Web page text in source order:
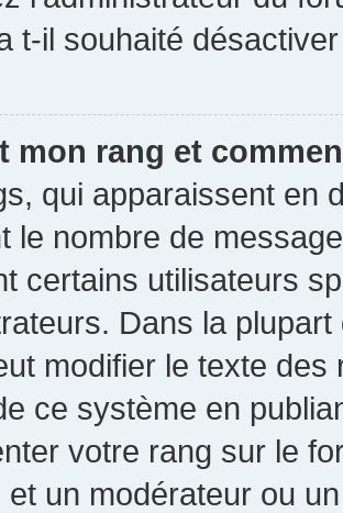
t-il souhaité
mon rang et
qui apparaissent en
le nombre de
certains utilisateurs
Dans la
modifier le texte
ce système en
votre rang sur le
et un modérateur ou